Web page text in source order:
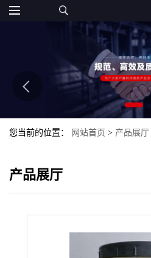
您当前的位置： 网站首页 > 产品展厅
产品展厅